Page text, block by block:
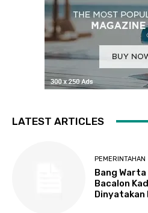
LATEST ARTICLES
PEMERINTAHAN
Bang
Bacalon
Dinyatakan